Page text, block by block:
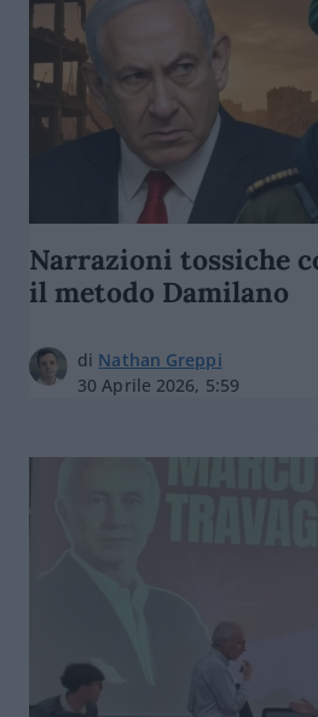
Narrazioni tossiche
il metodo Damilano
di Nathan Greppi
30 Aprile 2026, 5:59